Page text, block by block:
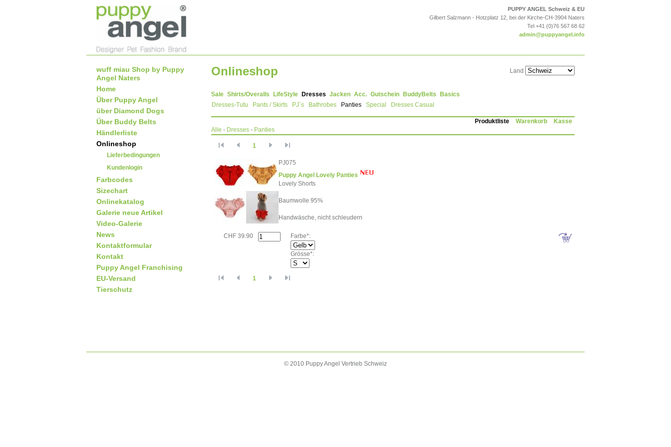
PUPPY ANGEL Schweiz & EU
Gilbert Salzmann - Hotzplatz 12, bei der Kirche-CH-3904 Naters
Tel +41 (0)76 567 68 62
admin@puppyangel.info
wuff miau Shop by Puppy
Angel Naters
Home
Über Puppy Angel
über Diamond Dogs
Über Buddy Belts
Händlerliste
Onlineshop
Lieferbedingungen
Kundenlogin
Farbcodes
Sizechart
Onlinekatalog
Galerie neue Artikel
Video-Galerie
News
Kontaktformular
Kontakt
Puppy Angel Franchising
EU-Versand
Tierschutz
Onlineshop Land
Sale Shirts/Overalls LifeStyle
Dresses
Dresses-Tutu
Pants / Skirts PJ`s Bathrobes Panties Special Dresses Casual
Jacken Acc. Gutschein BuddyBelts Basics
Produktliste Warenkorb
Kasse
Alle - Dresses - Panties
1
PJ075
Puppy Angel Lovely Panties
Lovely Shorts
Baumwolle 95%
Handwäsche, nicht schleudern
CHF 39.90 Farbe*:
Grösse*:
1
© 2010 Puppy Angel Vertrieb Schweiz